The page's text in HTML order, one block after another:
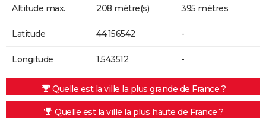
Altitude max. 208 mètre(s) 395 mètres
Latitude 44.156542 -
Longitude 1.543512 -
Quelle est la ville la plus grande de France ?
Quelle est la ville la plus haute de France ?